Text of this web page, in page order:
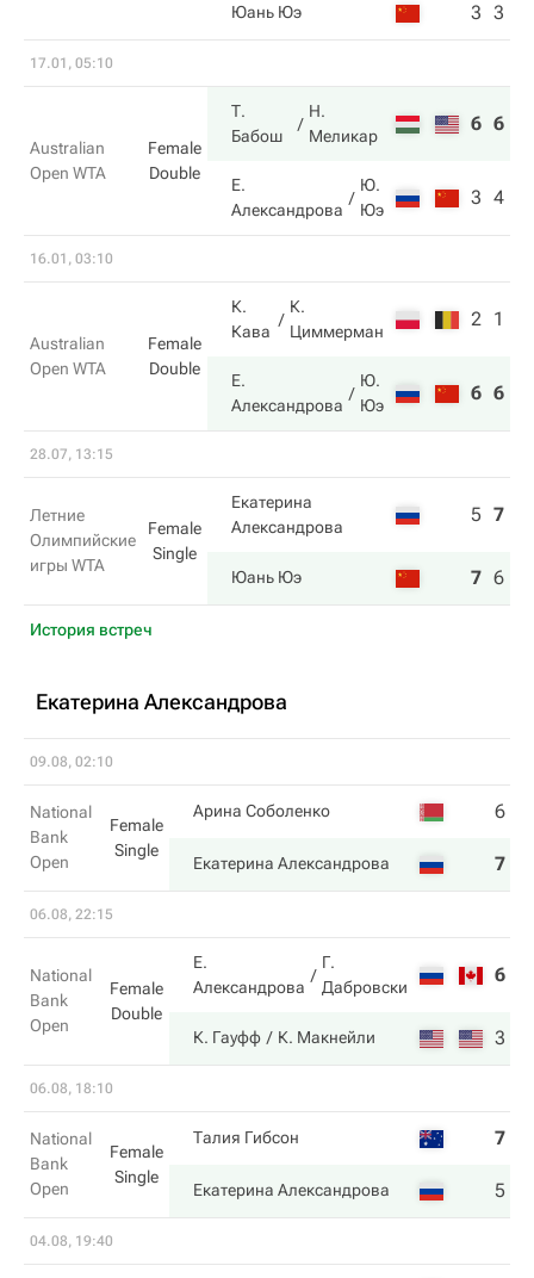
Юань Юэ 3 3
17.01, 05:10
Australian
Open WTA
Female
Double
Т.
Бабош
Н.
Меликар
6 6
Е.
Александрова
Ю.
Юэ
3 4
16.01, 03:10
Australian
Open WTA
Female
Double
К.
Кава
К.
Циммерман
2 1
Е.
Александрова
Ю.
Юэ
6 6
28.07, 13:15
Летние
Олимпийские
игры WTA
Female
Single
Екатерина
Александрова
5 7
Юань Юэ 7 6
История встреч
Екатерина Александрова
09.08, 02:10
National
Bank
Open
Female
Single
Арина Соболенко 6
Екатерина Александрова 7
06.08, 22:15
National
Bank
Open
Female
Double
Е.
Александрова
Г.
Дабровски
6
К. Гауфф К. Макнейли 3
06.08, 18:10
National
Bank
Open
Female
Single
Талия Гибсон 7
Екатерина Александрова 5
04.08, 19:40